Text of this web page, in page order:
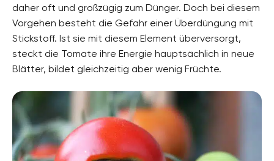
daher oft und großzügig zum Dünger. Doch bei diesem
Vorgehen besteht die Gefahr einer Überdüngung mit
Stickstoff. Ist sie mit diesem Element überversorgt,
steckt die Tomate ihre Energie hauptsächlich in neue
Blätter, bildet gleichzeitig aber wenig Früchte.